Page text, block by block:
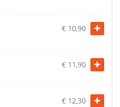
€ 10,90
€ 11,90
€ 12,30